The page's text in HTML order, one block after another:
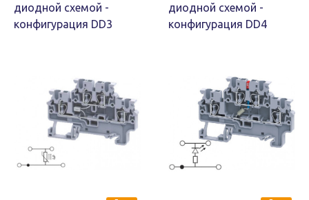
диодной схемой -
конфигурация DD3
диодной схемой -
конфигурация DD4